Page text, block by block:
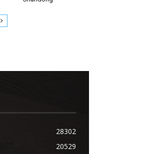
28302
20529